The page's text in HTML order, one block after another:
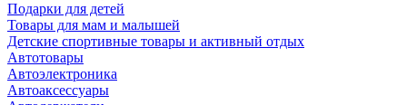
Подарки для детей
Товары для мам и малышей
Детские спортивные товары и активный отдых
Автотовары
Автоэлектроника
Автоаксессуары